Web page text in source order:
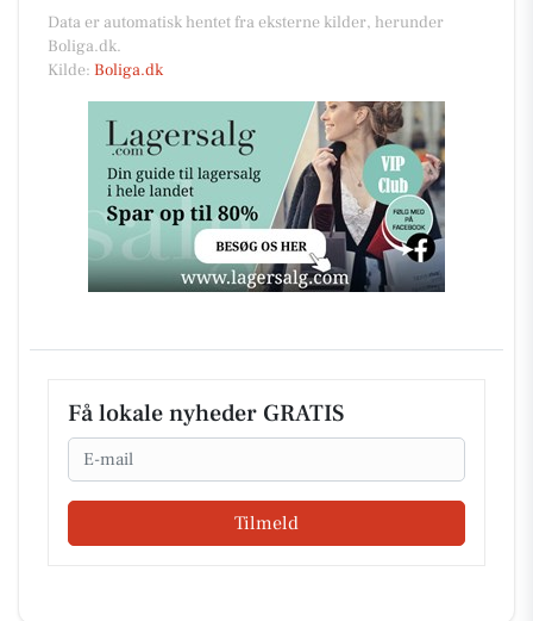
Data er automatisk hentet fra eksterne kilder, herunder
Boliga.dk.
Kilde: Boliga.dk
Få lokale nyheder GRATIS
Email
Tilmeld